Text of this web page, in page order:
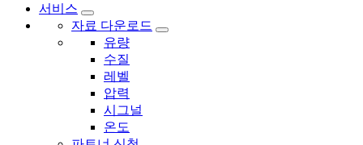
서비스
자료 다운로드
유량
수질
레벨
압력
시그널
온도